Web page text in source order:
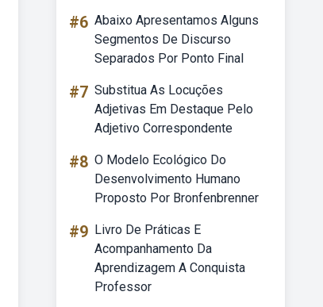
#6 Abaixo Apresentamos Alguns
Segmentos De Discurso
Separados Por Ponto Final
#7 Substitua As Locuções
Adjetivas Em Destaque Pelo
Adjetivo Correspondente
#8 O Modelo Ecológico Do
Desenvolvimento Humano
Proposto Por Bronfenbrenner
#9 Livro De Práticas E
Acompanhamento Da
Aprendizagem A Conquista
Professor